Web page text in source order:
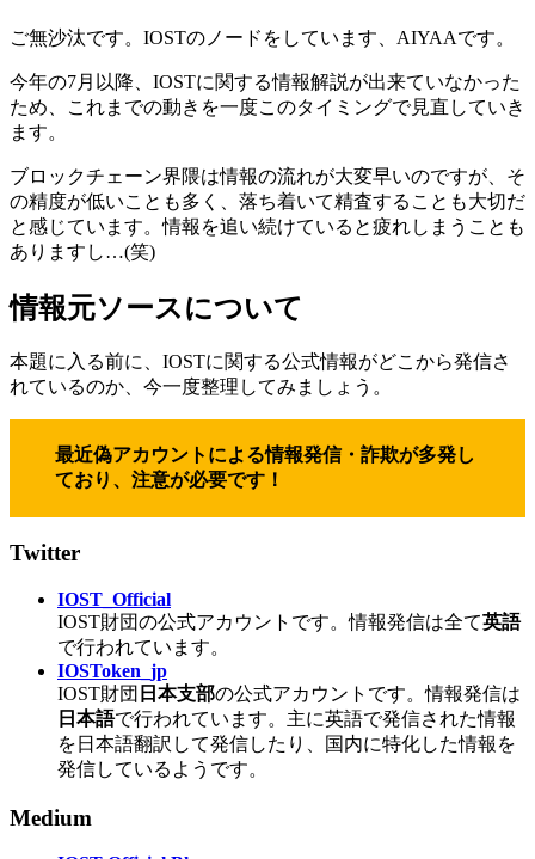
ご無沙汰です。IOSTのノードをしています、AIYAAです。
今年の7月以降、IOSTに関する情報解説が出来ていなかった
ため、これまでの動きを一度このタイミングで見直していき
ます。
ブロックチェーン界隈は情報の流れが大変早いのですが、そ
の精度が低いことも多く、落ち着いて精査することも大切だ
と感じています。情報を追い続けていると疲れしまうことも
ありますし…(笑)
情報元ソースについて
本題に入る前に、IOSTに関する公式情報がどこから発信さ
れているのか、今一度整理してみましょう。
最近偽アカウントによる情報発信・詐欺が多発し
ており、注意が必要です！
Twitter
IOST_Official
IOST財団の公式アカウントです。情報発信は全て英語
で行われています。
IOSToken_jp
IOST財団 日本支部の公式アカウントです。情報発信は
日本語で行われています。主に英語で発信された情報
を日本語翻訳して発信したり、国内に特化した情報を
発信しているようです。
Medium